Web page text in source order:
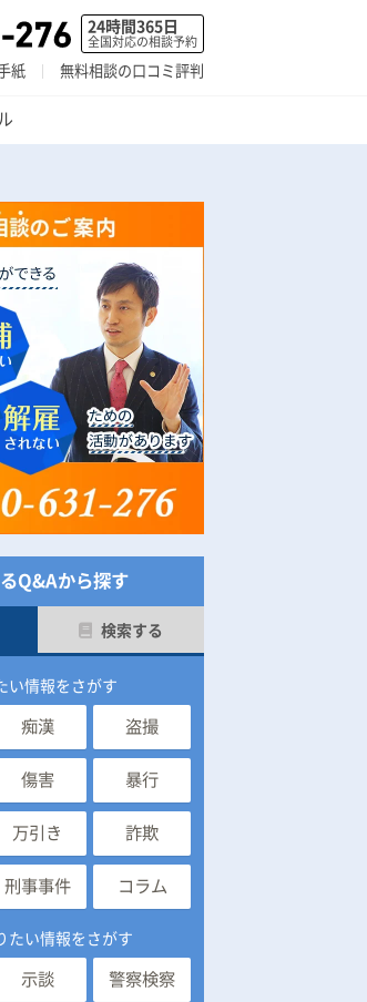
24時間365日
全国対応の相談予約
紙 無料相談の口コミ評判
Q&Aから探す
検索する
い情報をさがす
痴漢 盗撮
傷害 暴行
万引き 詐欺
刑事事件 コラム
たい情報をさがす
示談 警察検察